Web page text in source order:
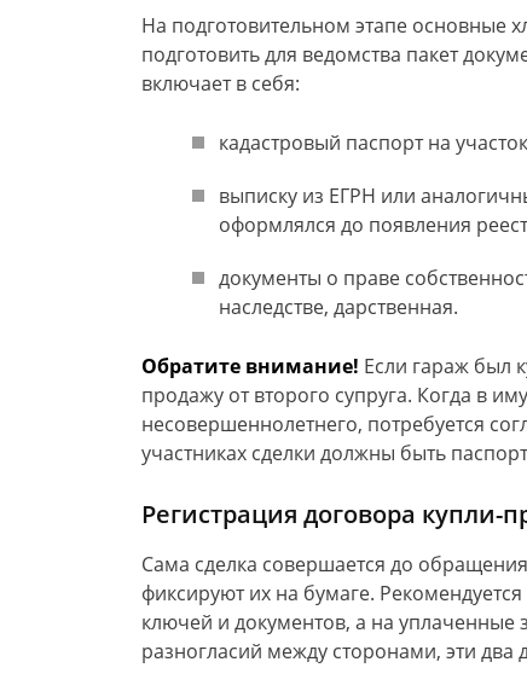
На подготовительном этапе основные
подготовить для ведомства пакет
включает в себя:
кадастровый паспорт на
выписку из ЕГРН или
оформлялся до появления
документы о праве
наследстве, дарственная.
Обратите внимание! Если гараж был
продажу от второго супруга. Когда в
несовершеннолетнего, потребуется
участниках сделки должны быть
Регистрация договора
Сама сделка совершается до
фиксируют их на бумаге.
ключей и документов, а на уплаченные
разногласий между сторонами, эти